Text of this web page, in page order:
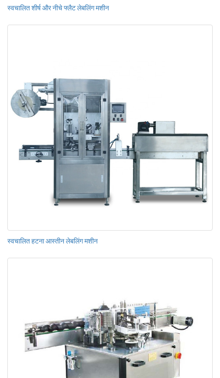
स्वचालित शीर्ष और नीचे फ्लैट लेबलिंग मशीन
स्वचालित हटना आस्तीन लेबलिंग मशीन